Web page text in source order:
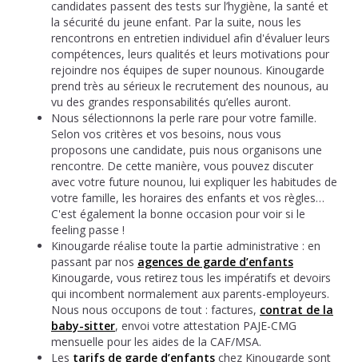
candidates passent des tests sur l’hygiène, la santé et
la sécurité du jeune enfant. Par la suite, nous les
rencontrons en entretien individuel afin d'évaluer leurs
compétences, leurs qualités et leurs motivations pour
rejoindre nos équipes de super nounous. Kinougarde
prend très au sérieux le recrutement des nounous, au
vu des grandes responsabilités qu’elles auront.
Nous sélectionnons la perle rare pour votre famille.
Selon vos critères et vos besoins, nous vous
proposons une candidate, puis nous organisons une
rencontre. De cette manière, vous pouvez discuter
avec votre future nounou, lui expliquer les habitudes de
votre famille, les horaires des enfants et vos règles…
C'est également la bonne occasion pour voir si le
feeling passe !
Kinougarde réalise toute la partie administrative : en
passant par nos agences de garde d’enfants
Kinougarde, vous retirez tous les impératifs et devoirs
qui incombent normalement aux parents-employeurs.
Nous nous occupons de tout : factures, contrat de la
baby-sitter, envoi votre attestation PAJE-CMG
mensuelle pour les aides de la CAF/MSA.
Les tarifs de garde d’enfants chez Kinougarde sont